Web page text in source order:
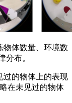
体数量、环境数
分布。
的物体上的表现
在未见过的物体